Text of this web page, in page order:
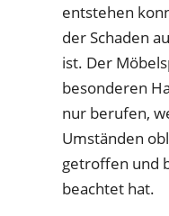
entstehen
der Schaden
ist. Der
besonderen
nur berufen,
Umständen
getroffen und
beachtet hat.